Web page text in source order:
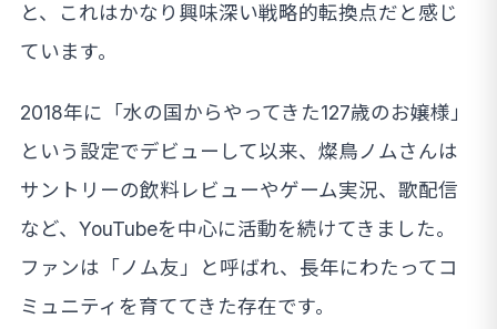
と、これはかなり興味深い戦略的転換点だと感じ
ています。
2018年に「水の国からやってきた127歳のお嬢様」
という設定でデビューして以来、燦鳥ノムさんは
サントリーの飲料レビューやゲーム実況、歌配信
など、YouTubeを中心に活動を続けてきました。
ファンは「ノム友」と呼ばれ、長年にわたってコ
ミュニティを育ててきた存在です。